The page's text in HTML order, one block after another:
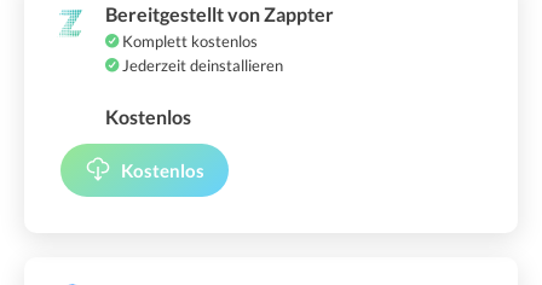
Bereitgestellt von Zappter
Komplett kostenlos
Jederzeit deinstallieren
Kostenlos
Kostenlos